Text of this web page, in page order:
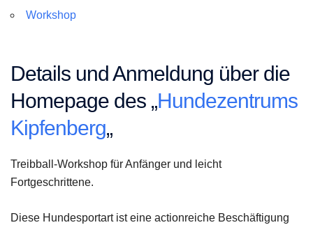
Workshop
Details und Anmeldung über die
Homepage des „Hundezentrums
Kipfenberg„
Treibball-Workshop für Anfänger und leicht
Fortgeschrittene.
Diese Hundesportart ist eine actionreiche Beschäftigung